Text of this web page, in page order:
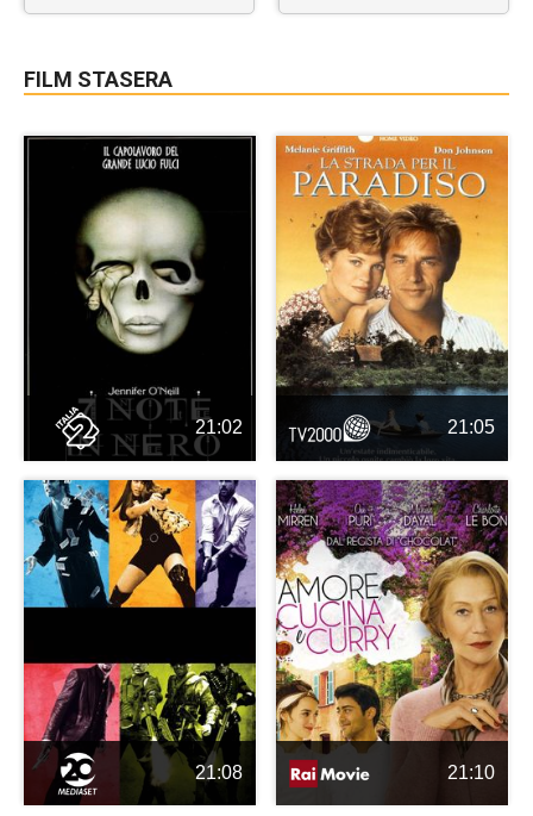
FILM STASERA
21:02 21:05
21:08 21:10